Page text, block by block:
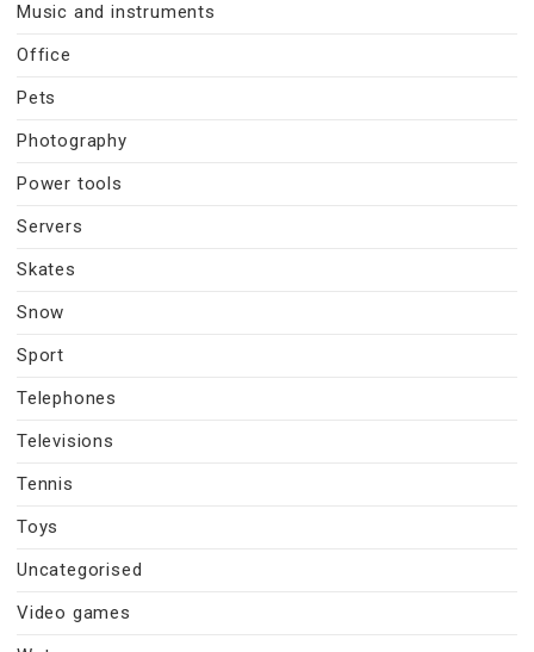
Music and instruments
Office
Pets
Photography
Power tools
Servers
Skates
Snow
Sport
Telephones
Televisions
Tennis
Toys
Uncategorised
Video games